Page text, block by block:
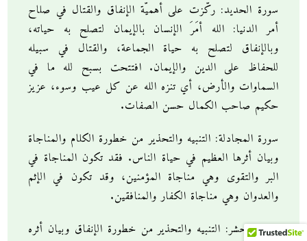
سورة الحديد: ركّزت على أهميّة الإنفاق والقتال في صلاح
أمر الدنيا: الله أمَرَ الإنسان بالإيمان لتصلح به حياته،
وبالإنفاق لتصلح به حياة الجماعة، والقتال في سبيله
للحفاظ على الدين والإيمان. افتتحت بسبح لله ما في
السماوات والأرض، أي تنزه الله عن كل عيب وسوء، عزيز
حكيم صاحب الكمال حسن الصفات.
سورة المجادلة: التنبيه والتحذير من خطورة الكلام والمناجاة
وبيان أثرها العظيم في حياة الناس. فقد تكون المناجاة في
البر والتقوى وهي مناجاة المؤمنين، وقد تكون في الإثم
والعدوان وهي مناجاة الكفار والمنافقين.
سورة الحشر: التنبيه والتحذير من خطورة الإنفاق وبيان أثره